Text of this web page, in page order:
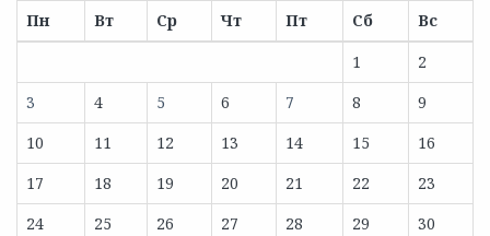
Пн Вт Ср Чт Пт Сб
Вс
1
2
3
4 5 6 7 8
9
10
11 12 13 14 15
16
17
18 19 20 21 22
23
24
25 26 27 28 29
30